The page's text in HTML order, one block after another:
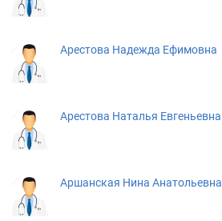
Арестова Надежда Ефимовна
Арестова Наталья Евгеньевна
Аршанская Нина Анатольевна